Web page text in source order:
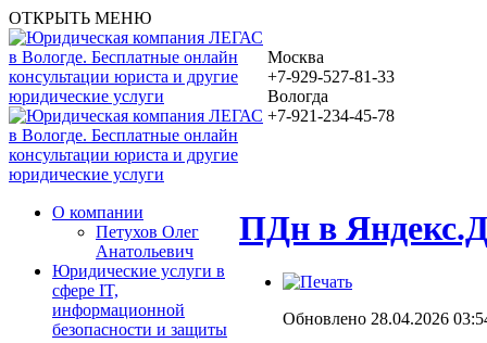
ОТКРЫТЬ МЕНЮ
Москва
+7-929-527-81-33
Вологда
+7-921-234-45-78
О компании
Петухов Олег
Анатольевич
Юридические услуги в
сфере IT,
информационной
безопасности и защиты
ПДн в
Обновлено 28.04.2026